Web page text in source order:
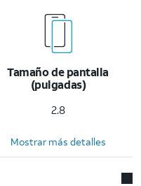
Tamaño de pantalla
(pulgadas)
2.8
Mostrar más detalles